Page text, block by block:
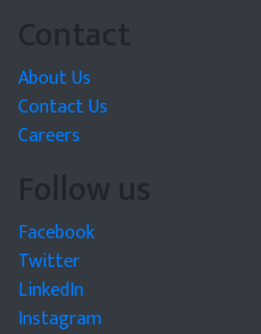
Contact
About Us
Contact Us
Careers
Follow us
Facebook
Twitter
LinkedIn
Instagram